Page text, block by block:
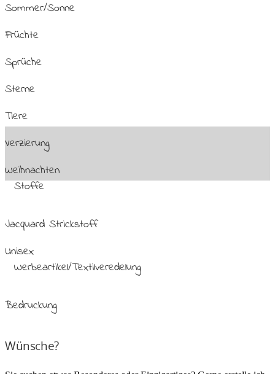
Sommer/Sonne
Früchte
Sprüche
Sterne
Tiere
Verzierung
Weihnachten
Stoffe
Jacquard Strickstoff
Unisex
Werbeartikel/Textilveredelung
Bedruckung
Wünsche?